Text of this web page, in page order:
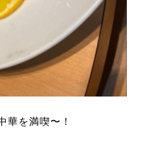
華を満喫〜！